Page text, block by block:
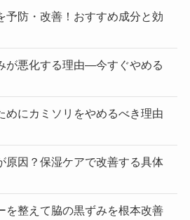
予防・改善！おすすめ成分と効
が悪化する理由—今すぐやめる
めにカミソリをやめるべき理由
原因？保湿ケアで改善する具体
を整えて脇の黒ずみを根本改善